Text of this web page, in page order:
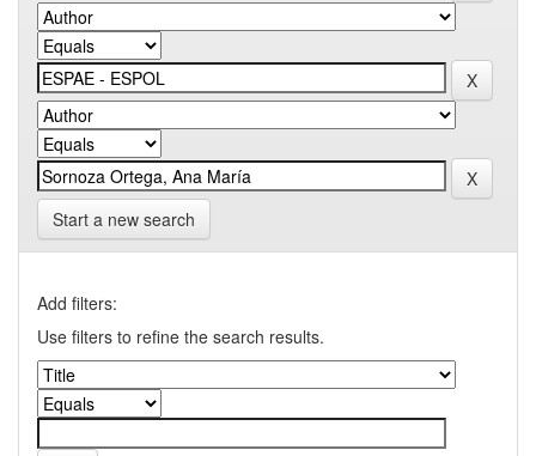
Start a new search
Add filters:
Use filters to refine the search results.